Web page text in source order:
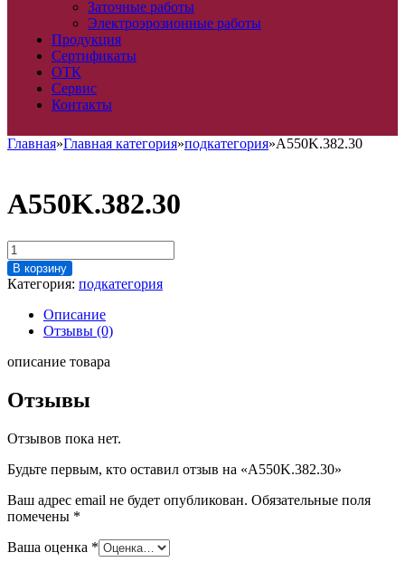
Заточные работы
Электроэрозионные работы
Продукция
Сертификаты
ОТК
Сервис
Контакты
Главная»Главная категория»подкатегория»A550K.382.30
A550K.382.30
Количество
товара
A550K.382.30
В корзину
Категория: подкатегория
Описание
Отзывы (0)
описание товара
Отзывы
Отзывов пока нет.
Будьте первым, кто оставил отзыв на «A550K.382.30»
Ваш адрес email не будет опубликован. Обязательные поля
помечены *
Ваша оценка *